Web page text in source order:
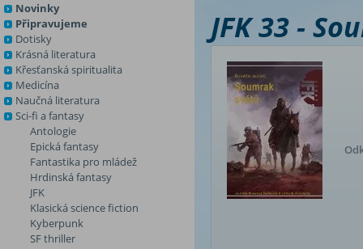
Novinky
Připravujeme
Dotisky
Krásná literatura
Křesťanská spiritualita
Medicína
Naučná literatura
Sci-fi a fantasy
Antologie
Epická fantasy
Fantastika pro mládež
Hrdinská fantasy
JFK
Klasická science fiction
Kyberpunk
SF thriller
JFK 33 -